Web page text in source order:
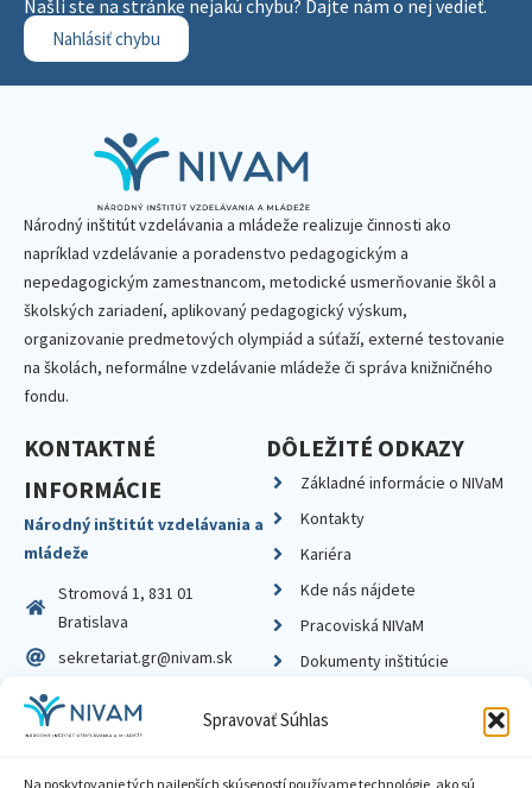
Spravovať Súhlas
Na poskytovanie tých najlepších skúseností používame technológie, ako sú
Našli ste na stránke nejakú chybu? Dajte nám o nej vedieť.
Nahlásiť chybu
Národný inštitút vzdelávania a mládeže realizuje činnosti ako
napríklad vzdelávanie a poradenstvo pedagogickým a
nepedagogickým zamestnancom, metodické usmerňovanie škôl a
školských zariadení, aplikovaný pedagogický výskum,
organizovanie predmetových olympiád a súťaží, externé testovanie
na školách, neformálne vzdelávanie mládeže či správa knižničného
fondu.
KONTAKTNÉ
INFORMÁCIE
Národný inštitút vzdelávania a
mládeže
Stromová 1, 831 01
Bratislava
sekretariat.gr@nivam.sk
IČO: 00164348
DIČ: 2020798714
DÔLEŽITÉ ODKAZY
Základné informácie o NIVaM
Kontakty
Kariéra
Kde nás nájdete
Pracoviská NIVaM
Dokumenty inštitúcie